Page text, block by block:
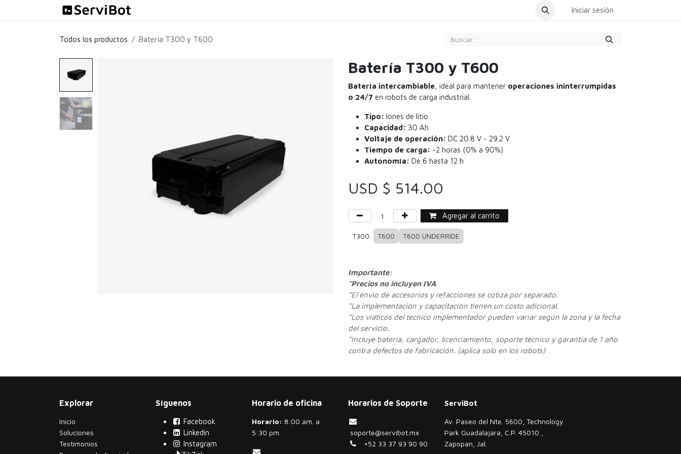
Iniciar sesión
Todos los productos Batería T300 y T600
Batería T300 y T600
Batería intercambiable , ideal para mantener operaciones ininterrumpidas
o 24/7 en robots de carga industrial.
Tipo: Iones de litio
Capacidad: 30 Ah
Voltaje de operación: DC 20.8 V ~ 29.2 V
Tiempo de carga: ~2 horas (0% a 90%)
Autonomía: De 6 hasta 12 h
USD $ 514.00
Agregar al carrito
T300 T600 T600 UNDERRIDE
Importante:
*Precios no incluyen IVA
*El envío de accesorios y refacciones se cotiza por separado.
*La implementación y capacitación tienen un costo adicional.
*Los viáticos del técnico implementador pueden variar según la zona y la fecha
del servicio.
*Incluye batería, cargador, licenciamiento, soporte técnico y garantía de 1 año
contra defectos de fabricación. (aplica solo en los robots)
Explorar
Inicio
Soluciones
Testimonios
Síguenos
Facebook
Linkedin
Instagram
Horario de oficina
Horario: ​8:00 am. a
5:30 pm.
Horarios de Soporte
soporte@servibot.mx
+52 33 37 93 90 90
ServiBot
Av. Paseo del Nte. 5600, Technology
Park Guadalajara, C.P. 45010 ,
Zapopan, Jal.